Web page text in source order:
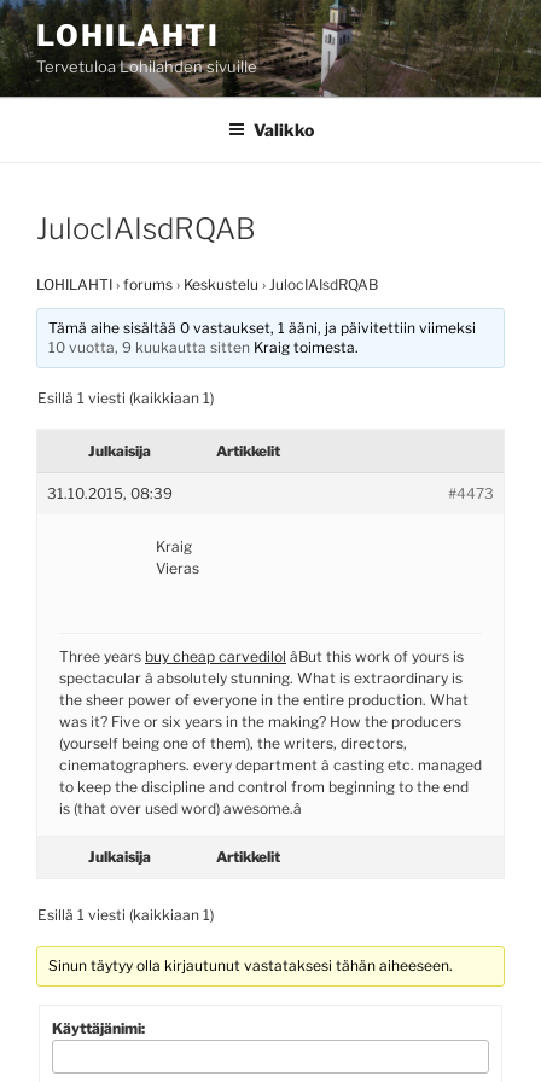
Siirry
sisältöönLOHILAHTI
Tervetuloa Lohilahden sivuille
Valikko
JulocIAIsdRQAB
LOHILAHTI › forums › Keskustelu › JulocIAIsdRQAB
Tämä aihe sisältää 0 vastaukset, 1 ääni, ja päivitettiin viimeksi
10 vuotta, 9 kuukautta sitten Kraig toimesta.
Esillä 1 viesti (kaikkiaan 1)
Julkaisija Artikkelit
31.10.2015, 08:39 #4473
Kraig
Vieras
Three years buy cheap carvedilol âBut this work of yours is
spectacular â absolutely stunning. What is extraordinary is
the sheer power of everyone in the entire production. What
was it? Five or six years in the making? How the producers
(yourself being one of them), the writers, directors,
cinematographers. every department â casting etc. managed
to keep the discipline and control from beginning to the end
is (that over used word) awesome.â
Julkaisija Artikkelit
Esillä 1 viesti (kaikkiaan 1)
Sinun täytyy olla kirjautunut vastataksesi tähän aiheeseen.
Käyttäjänimi: